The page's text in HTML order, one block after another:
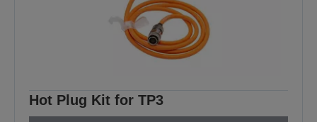
Hot Plug Kit for TP3